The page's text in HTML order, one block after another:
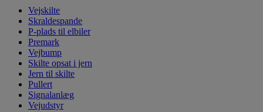
Vejskilte
Skraldespande
P-plads til elbiler
Premark
Vejbump
Skilte opsat i jern
Jern til skilte
Pullert
Signalanlæg
Vejudstyr